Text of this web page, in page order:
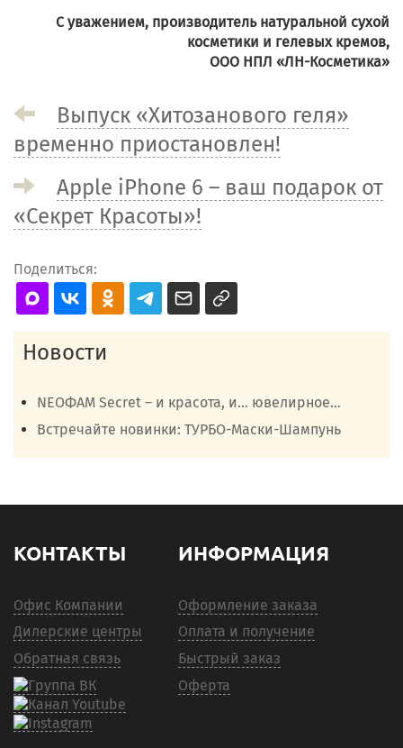
С уважением, производитель натуральной сухой
косметики и гелевых кремов,
ООО НПЛ «ЛН-Косметика»
Выпуск «Хитозанового геля»
временно приостановлен!
Apple iPhone 6 – ваш подарок от
«Секрет Красоты»!
Поделиться:
Новости
NEOФАМ Secret – и красота, и… ювелирное...
Встречайте новинки: ТУРБО-Маски-Шампунь
КОНТАКТЫ
Офис Компании
Дилерские центры
Обратная связь
ИНФОРМАЦИЯ
Оформление заказа
Оплата и получение
Быстрый заказ
Оферта